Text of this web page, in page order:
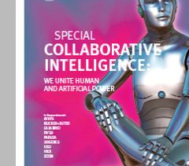
Personal
Inbound